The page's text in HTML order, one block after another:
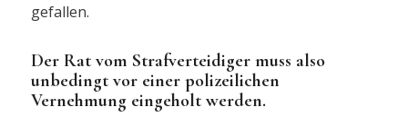
gefallen.
Der Rat vom Strafverteidiger muss also
unbedingt vor einer polizeilichen
Vernehmung eingeholt werden.